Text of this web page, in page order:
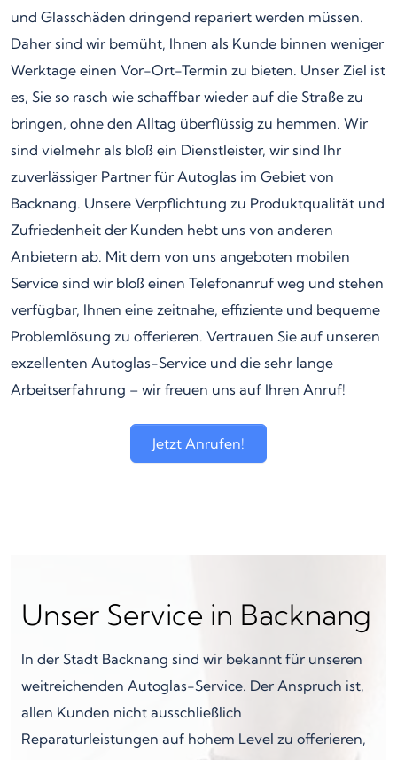
und Glasschäden dringend repariert werden müssen.
Daher sind wir bemüht, Ihnen als Kunde binnen weniger
Werktage einen Vor-Ort-Termin zu bieten. Unser Ziel ist
es, Sie so rasch wie schaffbar wieder auf die Straße zu
bringen, ohne den Alltag überflüssig zu hemmen. Wir
sind vielmehr als bloß ein Dienstleister, wir sind Ihr
zuverlässiger Partner für Autoglas im Gebiet von
Backnang. Unsere Verpflichtung zu Produktqualität und
Zufriedenheit der Kunden hebt uns von anderen
Anbietern ab. Mit dem von uns angeboten mobilen
Service sind wir bloß einen Telefonanruf weg und stehen
verfügbar, Ihnen eine zeitnahe, effiziente und bequeme
Problemlösung zu offerieren. Vertrauen Sie auf unseren
exzellenten Autoglas-Service und die sehr lange
Arbeitserfahrung – wir freuen uns auf Ihren Anruf!
Jetzt Anrufen!
Unser Service in Backnang
In der Stadt Backnang sind wir bekannt für unseren
weitreichenden Autoglas-Service. Der Anspruch ist,
allen Kunden nicht ausschließlich
Reparaturleistungen auf hohem Level zu offerieren,